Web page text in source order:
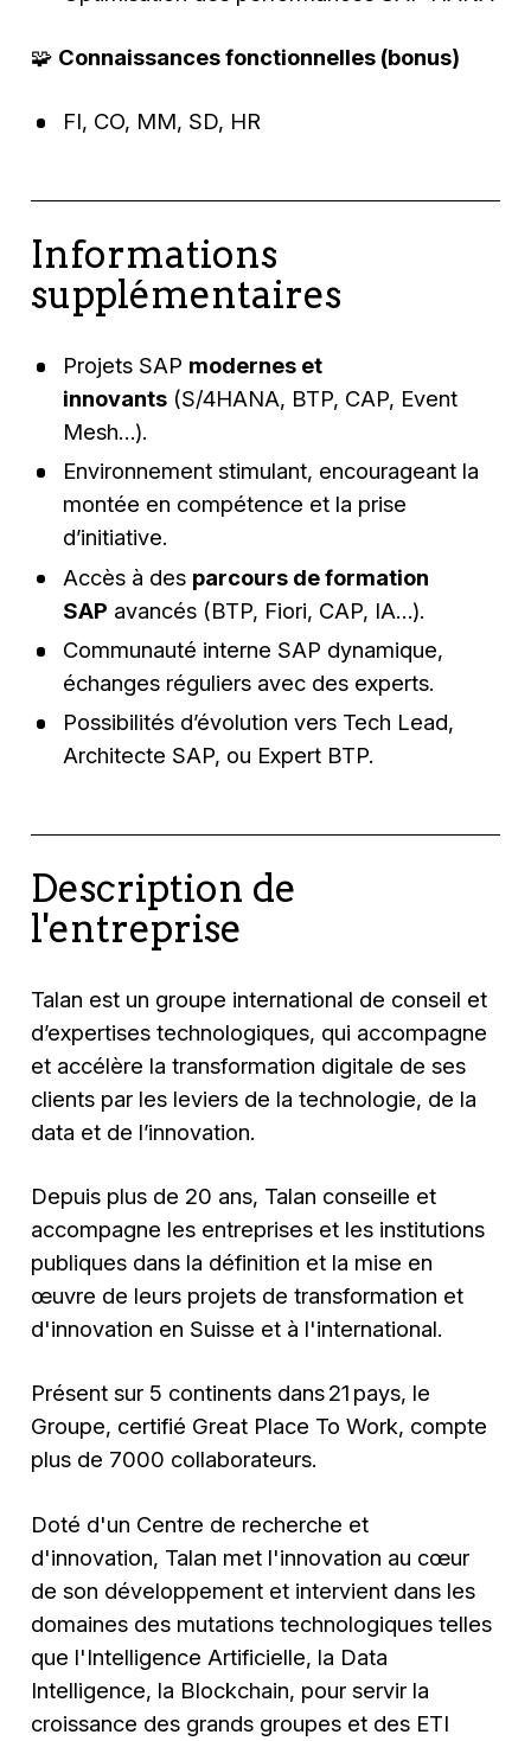
🧩 Connaissances fonctionnelles (bonus)
FI, CO, MM, SD, HR
Informations
supplémentaires
Projets SAP modernes et
innovants(S/4HANA, BTP, CAP, Event
Mesh…).
Environnement stimulant, encourageant la
montée en compétence et la prise
d’initiative.
Accès à des parcours de formation
SAP avancés (BTP, Fiori, CAP, IA…).
Communauté interne SAP dynamique,
échanges réguliers avec des experts.
Possibilités d’évolution vers Tech Lead,
Architecte SAP, ou Expert BTP.
Description de
l'entreprise
Talan est un groupe international de conseil et
d’expertises technologiques, qui accompagne
et accélère la transformation digitale de ses
clients par les leviers de la technologie, de la
data et de l’innovation.
Depuis plus de 20 ans, Talan conseille et
accompagne les entreprises et les institutions
publiques dans la définition et la mise en
œuvre de leurs projets de transformation et
d'innovation en Suisse et à l'international.
Présent sur 5 continents dans 21 pays, le
Groupe, certifié Great Place To Work, compte
plus de 7000 collaborateurs.
Doté d'un Centre de recherche et
d'innovation, Talan met l'innovation au cœur
de son développement et intervient dans les
domaines des mutations technologiques telles
que l'Intelligence Artificielle, la Data
Intelligence, la Blockchain, pour servir la
croissance des grands groupes et des ETI